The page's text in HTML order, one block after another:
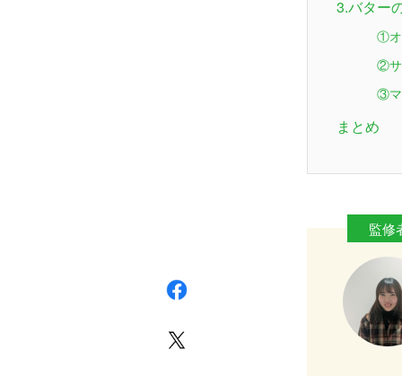
3.バター
①オ
②サ
③マ
まとめ